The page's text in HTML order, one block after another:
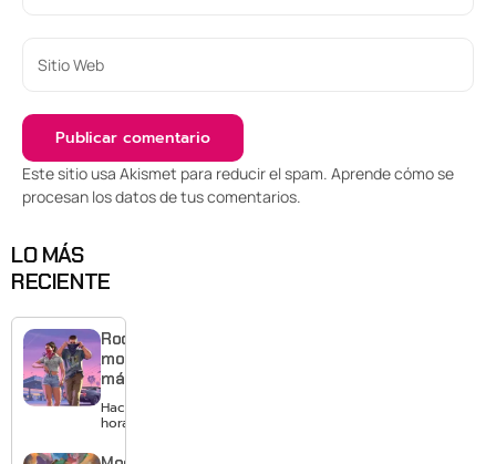
Este sitio usa Akismet para reducir el spam. Aprende cómo se
procesan los datos de tus comentarios.
LO MÁS
RECIENTE
Rockstar
mostrará
más de
GTA 6 en
agosto
estreno
Hace 15
horas